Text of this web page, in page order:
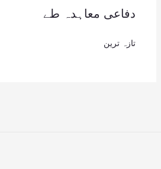
دفاعی معاہدہ طے
تازہ ترین